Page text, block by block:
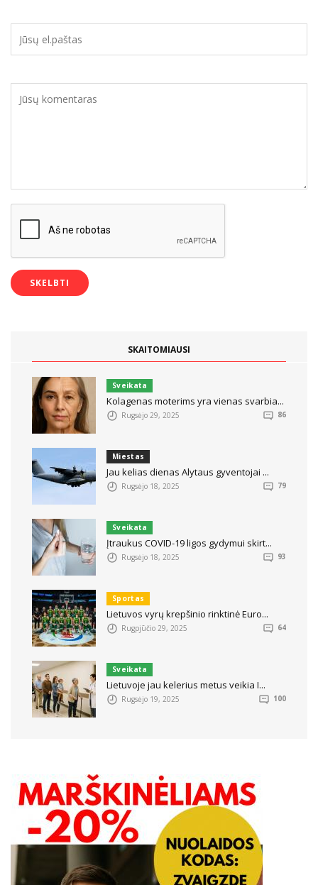
SKAITOMIAUSI
Sveikata
Kolagenas moterims yra vienas svarbia...
Rugsėjo 29, 2025 86
Miestas
Jau kelias dienas Alytaus gyventojai ...
Rugsėjo 18, 2025 79
Sveikata
Įtraukus COVID-19 ligos gydymui skirt...
Rugsėjo 18, 2025 93
Sportas
Lietuvos vyrų krepšinio rinktinė Euro...
Rugpjūčio 29, 2025 64
Sveikata
Lietuvoje jau kelerius metus veikia I...
Rugsėjo 19, 2025 100